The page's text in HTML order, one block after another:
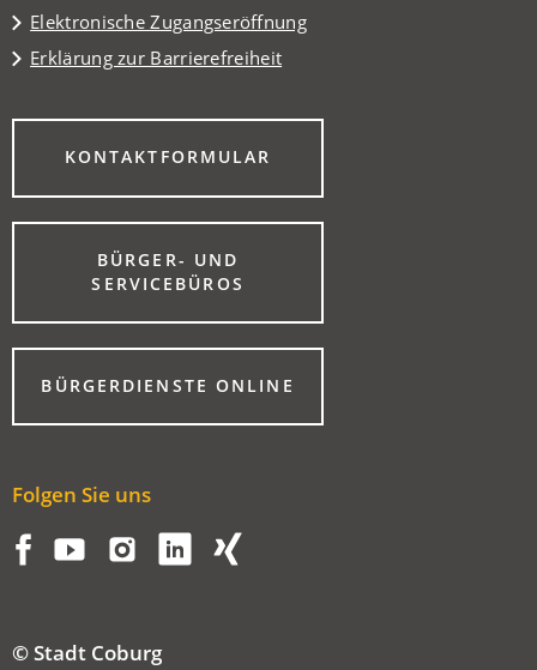
Elektronische Zugangseröffnung
Erklärung zur Barrierefreiheit
KONTAKTFORMULAR
(ÖFFNET
EINEM
NEUEN
BÜRGER- UND
SERVICEBÜROS
(ÖFFNET
EINEM
NEUEN
TAB)BÜRGERDIENSTE ONLINE
(ÖFFNET
EINEM
Folgen Sie uns
© Stadt Coburg